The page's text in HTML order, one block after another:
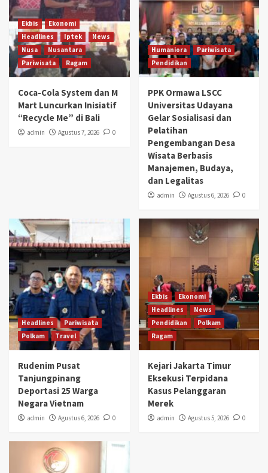
Ekbis
Ekonomi
Headlines
Iptek
News
Nusa
Nusantara
Pariwisata
Ragam
Coca-Cola System dan M
Mart Luncurkan Inisiatif
“Recycle Me” di Bali
admin Agustus 7, 2026 0
Humaniora
Pariwisata
Pendidikan
PPK Ormawa LSCC
Universitas Udayana
Gelar Sosialisasi dan
Pelatihan
Pengembangan Desa
Wisata Berbasis
Manajemen, Budaya,
dan Legalitas
admin Agustus 6, 2026 0
Headlines
Pariwisata
Polkam
Travel
Rudenim Pusat
Tanjungpinang
Deportasi 25 Warga
Negara Vietnam
admin Agustus 6, 2026 0
Ekbis
Ekonomi
Headlines
News
Pendidikan
Polkam
Ragam
Kejari Jakarta Timur
Eksekusi Terpidana
Kasus Pelanggaran
Merek
admin Agustus 5, 2026 0